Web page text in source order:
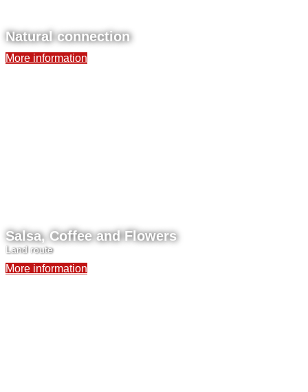
Natural connection
More information
Salsa, Coffee and Flowers
Land route
More information